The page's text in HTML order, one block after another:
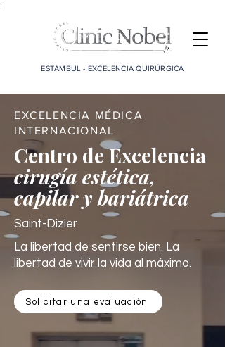
;
ESTAMBUL - EXCELENCIA QUIRÚRGICA
EXCELENCIA MÉDICA
INTERNACIONAL
Centro de Excelencia
cirugía estética,
capilar y bariátrica
Saint-Dizier
La libertad de sentirse bien. La
libertad de vivir la vida al máximo.
Solicitar una evaluación